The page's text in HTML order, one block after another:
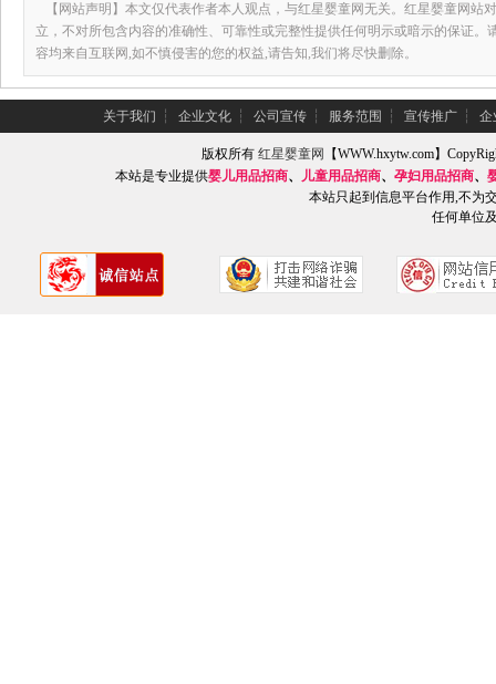
【网站声明】本文仅代表作者本人观点，与红星婴童网无关。红星婴童网站
立，不对所包含内容的准确性、可靠性或完整性提供任何明示或暗示的保证。
容均来自互联网,如不慎侵害的您的权益,请告知,我们将尽快删除。
关于我们 ┆ 企业文化 ┆ 公司宣传 ┆ 服务范围 ┆ 宣传推广 ┆ 企
版权所有红星婴童网
【WWW.hxytw.com】
本站是专业提供婴儿用品招商、 儿童用品招商、 孕妇用品招商、
本站只起到信息平台作用,不为
任何单位